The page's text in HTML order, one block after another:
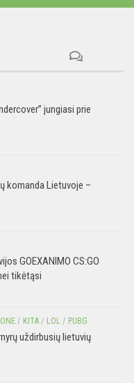
jungiasi prie
komanda Lietuvoje –
GOEXANIMO CS:GO
tikėtąsi
/ KITA / LOL / PUBG
uždirbusių lietuvių